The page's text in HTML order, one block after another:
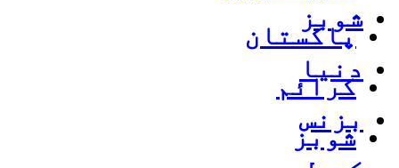
پاکستان
کرائم
شوبز
شوبز
دنیا
بزنس